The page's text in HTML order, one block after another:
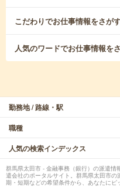
こだわりでお仕事情報をさが
人気のワードでお仕事情報を
勤務地 / 路線・駅
職種
人気の検索インデックス
群馬県太田市 - 金融事務（銀行）の派遣
遣会社のポータルサイト。群馬県太田市
期・短期などの希望条件から、あなたに